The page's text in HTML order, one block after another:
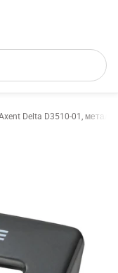
Delta D3510-01,